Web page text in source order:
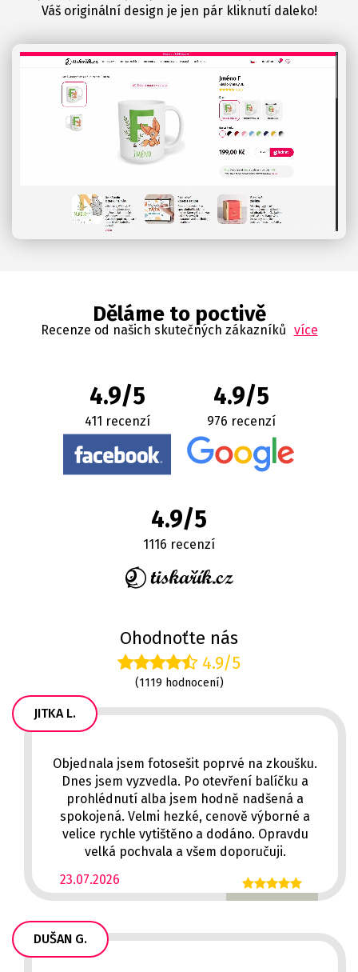
Váš originální design je jen pár kliknutí daleko!
Děláme to poctivě
Recenze od našich skutečných zákazníků více
4.9/5
411 recenzí
4.9/5
976 recenzí
4.9/5
1116 recenzí
Ohodnoťte nás
4.9/5
(1119 hodnocení)
JITKA L.
23.07.2026
Objednala jsem fotosešit poprvé na zkoušku.
Dnes jsem vyzvedla. Po otevření balíčku a
prohlédnutí alba jsem hodně nadšená a
spokojená. Velmi hezké, cenově výborné a
velice rychle vytištěno a dodáno. Opravdu
velká pochvala a všem doporučuji.
DUŠAN G.